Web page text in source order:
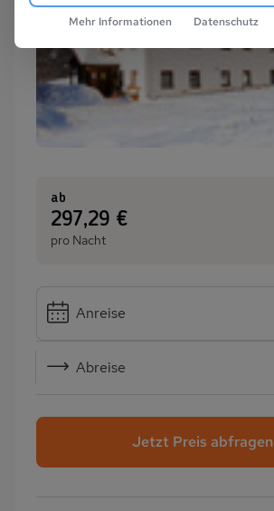
ab
:297,29 €
pro Nacht
Anreise
Abreise
Jetzt Preis abfragen
Mehr Informationen Datenschutz